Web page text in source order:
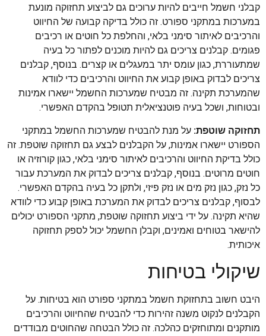
קבלני חשמל חייבים להיות ערוכים גם לביצוע תחזוקה מונעת
במערכות במתקני ספורט. זה כולל בדיקה קבועה של החיווט
והרכיבים לאיתור סימני בלאי, והחלפת כל חוטים או רכיבים
פגומים. קבלנים צריכים גם להיות מוכנים לפתור כל בעיה
שמתעוררת, כגון עומס יתר במעגלים או קצרים. בנוסף, קבלנים
צריכים לבדוק באופן קבוע את החיווט והרכיבים כדי לוודא
שהמערכת תקינה. זה מבטיח שמערכות החשמל יישארו אמינות
ובטוחות, ושכל בעיה פוטנציאלית תטופל בהקדם האפשרי.
תחזוקה שוטפת: על מנת להבטיח שמערכות החשמל במתקני
הספורט יישארו אמינות, על הקבלנים לבצע גם תחזוקה שוטפת. זה
כולל בדיקת החיווט והרכיבים לאיתור סימני בלאי, כגון קורוזיה או
חוטים מרוטים. בנוסף, קבלנים צריכים לבדוק את המערכת עבור
כל נזק, כגון נזק מים או נזק פיזי, ולתקן כל בעיה בהקדם האפשרי.
לבסוף, קבלנים צריכים לבדוק את המערכת באופן קבוע כדי לוודא
שהיא תקינה. על ידי ביצוע תחזוקה שוטפת, מתקני הספורט יכולים
להישאר בטוחים ואמינים, וקבלן החשמל יכול לספק תחזוקה
איכותית.
שיקולי בטיחות
היבט חשוב בתחזוקת חשמל במתקני ספורט הוא בטיחות. על
הקבלנים לנקוט משנה זהירות כדי להבטיח שהחיווט והרכיבים
מותקנים ומתוחזקים כהלכה. זה כולל הבטחה שהחוטים מבודדים